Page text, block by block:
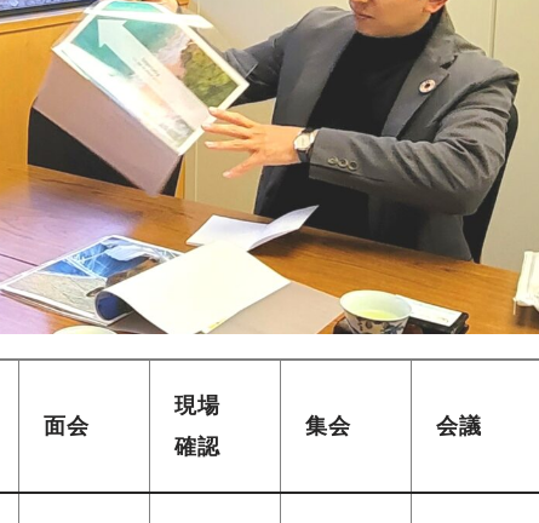
面会
現場
確認
集会 会議